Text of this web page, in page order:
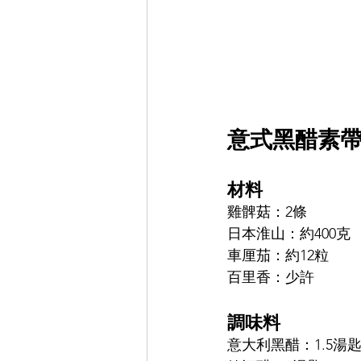
意式黑醋素
材料
雞髀菇：2條
日本淮山：約400克
車厘茄：約12粒
百里香：少許
調味料
意大利黑醋：1.5湯匙